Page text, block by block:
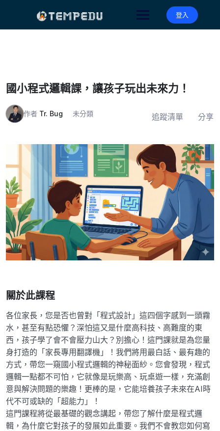
登入
國小程式邏輯課，讓孩子玩出未來力！
作者 Tr. Bug 未分類 追蹤清單 分享
關於此課程
各位家長，您是否也曾對「程式設計」這四個字感到一頭霧
水，甚至有點恐懼？深怕這又是什麼高科技、高難度的東
西，孩子學了會不會壓力山大？別擔心！這門課就是為您量
身打造的「家長專用翻譯機」！我們將用最白話、最有趣的
方式，帶您一窺國小程式邏輯的神秘面紗。您會發現，程式
邏輯一點都不可怕，它就像是玩樂高、玩桌遊一樣，充滿創
意與解決問題的樂趣！更棒的是，它能培養孩子未來在AI時
代不可或缺的「超能力」！
這門課程將從最基礎的觀念講起，帶您了解什麼是程式邏
輯，為什麼它對孩子的發展如此重要。我們不會教您如何寫